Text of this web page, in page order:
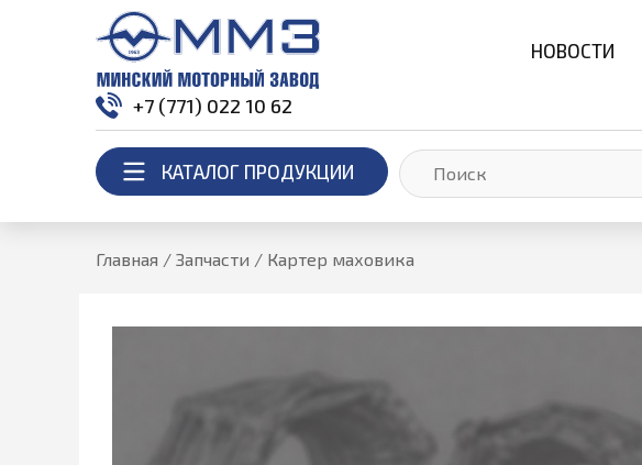
НОВОСТИ
+7 (771) 022 10 62
КАТАЛОГ ПРОДУКЦИИ
Главная / Запчасти / Картер маховика